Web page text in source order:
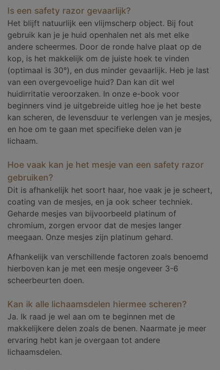
Is een safety razor gevaarlijk?
Het blijft natuurlijk een vlijmscherp object. Bij fout
gebruik kan je je huid openhalen net als met elke
andere scheermes. Door de ronde halve plaat op de
kop, is het makkelijk om de juiste hoek te vinden
(optimaal is 30°), en dus minder gevaarlijk. Heb je last
van een overgevoelige huid? Dan kan dit wel
huidirritatie veroorzaken. In onze e-book voor
beginners vind je uitgebreide uitleg hoe je het beste
kan scheren, de levensduur te verlengen van je mesjes,
en hoe om te gaan met specifieke delen van je
lichaam.
Hoe vaak kan je het mesje van een safety razor
gebruiken?
Dit is afhankelijk het soort haar, hoe vaak je je scheert,
coating van de mesjes, en ja ook scheer techniek.
Geharde mesjes van bijvoorbeeld platinum of
chromium, zorgen ervoor dat de mesjes langer
meegaan. Onze mesjes zijn platinum gehard.
Afhankelijk van verschillende factoren zoals benoemd
hierboven kan je met een mesje ongeveer 3-6
scheerbeurten doen.
Kan ik alle lichaamsdelen hiermee scheren?
Ja. Ik raad je wel aan om te beginnen met de
makkelijkere delen zoals de benen. Naarmate je meer
ervaring hebt kan je overgaan tot andere
lichaamsdelen.